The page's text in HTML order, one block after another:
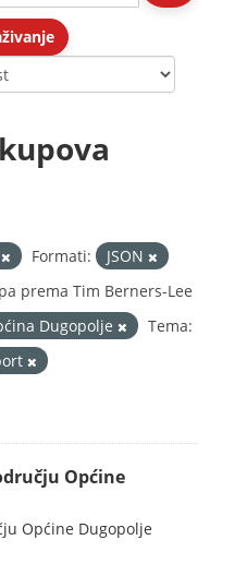
Formati:
JSON
prema Tim Berners-Lee
Dugopolje
Tema:
Općine
Općine Dugopolje